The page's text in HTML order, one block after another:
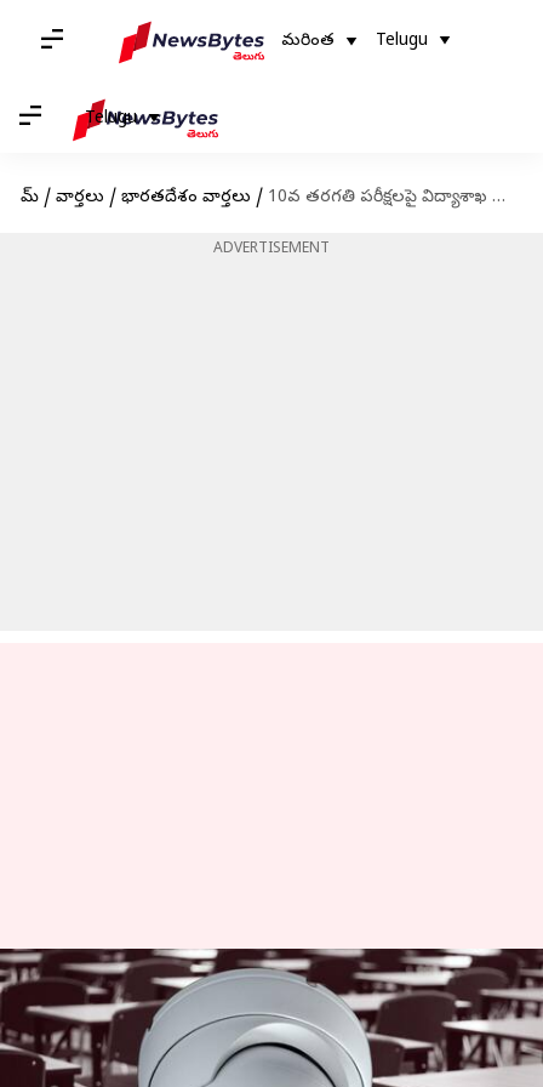
మరింత Telugu
Telugu
హోమ్ / వార్తలు / భారతదేశం వార్తలు / 10వ తరగతి పరీక్షలపై విద్యాశాఖ స్పెషల్ ఫోకస్; పరీక్ష హాలులో సీసీ కెమెరాలు ఏర్పాటు
ADVERTISEMENT
10వ తరగతి పరీక్షలపై విద్యాశాఖ
స్పెషల్ ఫోకస్; పరీక్ష హాలులో సీసీ
కెమెరాలు ఏర్పాటు